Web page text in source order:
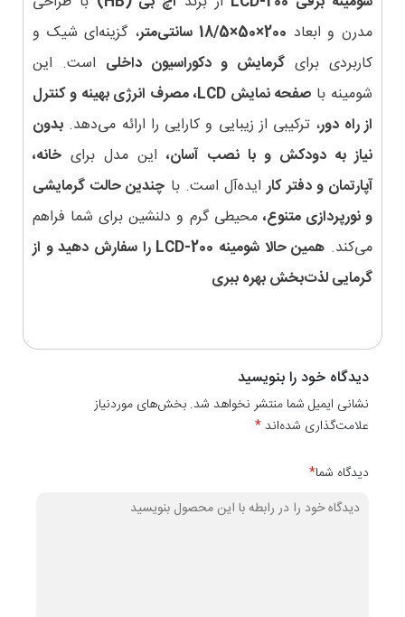
مدرن و ابعاد 200×50×18/5 سانتی‌متر
، گزینه‌ای شیک و
کاربردی برای گرمایش و دکوراسیون داخلی است. این
شومینه با
صفحه نمایش LCD، مصرف انرژی بهینه و کنترل
از راه دور، ترکیبی از زیبایی و کارایی را ارائه می‌دهد. بدون
نیاز به دودکش و با نصب آسان،این مدل برای خانه،
آپارتمان و دفتر کارایده‌آل است. با چندین حالت گرمایشی
و نورپردازی متنوع، محیطی گرم و دلنشین برای شما فراهم
می‌کند.
همین حالا شومینه LCD-200 را سفارش دهید و از
گرمایی لذت‌بخش بهره ببری
دیدگاه خود را بنویسید
نشانی ایمیل شما منتشر نخواهد شد. بخش‌های موردنیاز
علامت‌گذاری شده‌اند*
دیدگاه شما*